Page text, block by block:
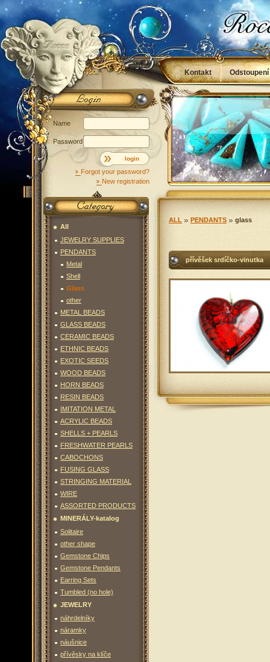
ALL PENDANTS glass
přívěšek srdíčko-vinutka
All
JEWELRY SUPPLIES
PENDANTS
Metal
Shell
Glass
other
METAL BEADS
GLASS BEADS
CERAMIC BEADS
ETHNIC BEADS
EXOTIC SEEDS
WOOD BEADS
HORN BEADS
RESIN BEADS
IMITATION METAL
ACRYLIC BEADS
SHELLS + PEARLS
FRESHWATER PEARLS
CABOCHONS
FUSING GLASS
STRINGING MATERIAL
WIRE
ASSORTED PRODUCTS
MINERÁLY-katalog
Solitaire
other shape
Gemstone Chips
Gemstone Pendants
Earring Sets
Tumbled (no hole)
JEWELRY
náhrdelníky
náramky
náušnice
přívěsky na klíče
Kontakt
Obchodní podmínky
Name
Password
login
Forgot your password?
New registration